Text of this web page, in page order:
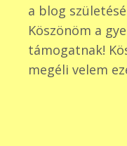
a blog
Köszönöm a
támogatnak!
megéli velem